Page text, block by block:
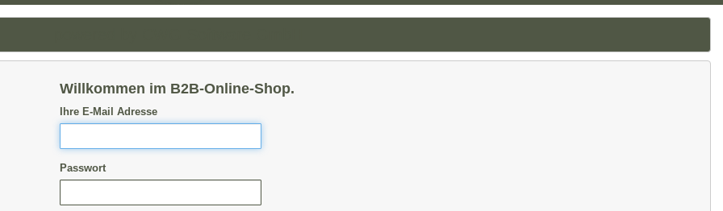
Willkommen im B2B-Online-Shop.
Ihre E-Mail Adresse
Passwort